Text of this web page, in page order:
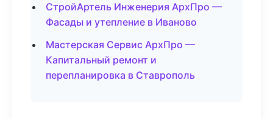
СтройАртель Инженерия АрхПро —
Фасады и утепление в Иваново
Мастерская Сервис АрхПро —
Капитальный ремонт и
перепланировка в Ставрополь